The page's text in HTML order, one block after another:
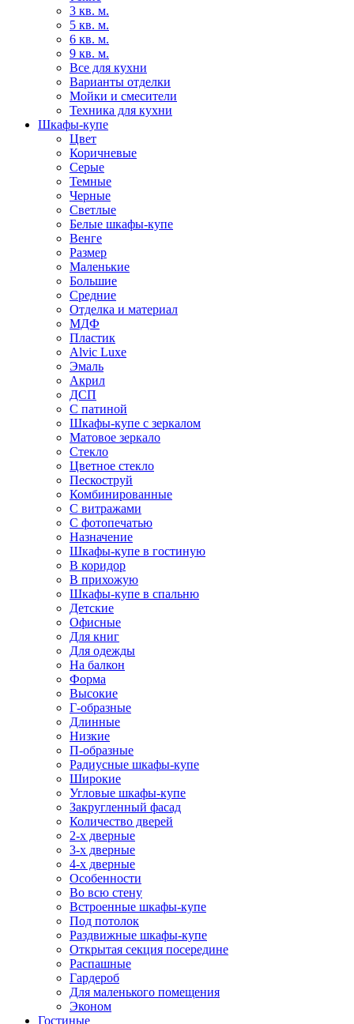
3 кв. м.
5 кв. м.
6 кв. м.
9 кв. м.
Все для кухни
Варианты отделки
Мойки и смесители
Техника для кухни
Шкафы-купе
Цвет
Коричневые
Серые
Темные
Черные
Светлые
Белые шкафы-купе
Венге
Размер
Маленькие
Большие
Средние
Отделка и материал
МДФ
Пластик
Alvic Luxe
Эмаль
Акрил
ДСП
С патиной
Шкафы-купе с зеркалом
Матовое зеркало
Стекло
Цветное стекло
Пескоструй
Комбинированные
С витражами
С фотопечатью
Назначение
Шкафы-купе в гостиную
В коридор
В прихожую
Шкафы-купе в спальню
Детские
Офисные
Для книг
Для одежды
На балкон
Форма
Высокие
Г-образные
Длинные
Низкие
П-образные
Радиусные шкафы-купе
Широкие
Угловые шкафы-купе
Закругленный фасад
Количество дверей
2-х дверные
3-х дверные
4-х дверные
Особенности
Во всю стену
Встроенные шкафы-купе
Под потолок
Раздвижные шкафы-купе
Открытая секция посередине
Распашные
Гардероб
Для маленького помещения
Эконом
Гостиные